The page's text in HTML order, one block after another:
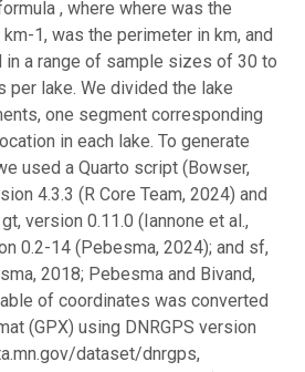
, where where was the
1, was the perimeter in km, and
in a range of sample sizes of 30 to
per lake. We divided the lake
one segment corresponding
in each lake. To generate
used a Quarto script (Bowser,
4.3.3 (R Core Team, 2024) and
version 0.11.0 (Iannone et al.,
0.2-14 (Pebesma, 2024); and sf,
2018; Pebesma and Bivand,
of coordinates was converted
(GPX) using DNRGPS version
dataset/dnrgps,